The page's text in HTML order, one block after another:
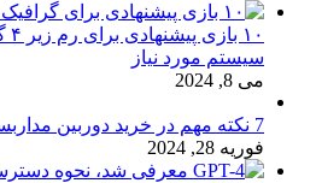
سیستم مورد نیاز
می 8, 2024
7 نکته مهم در خرید دوربین مداربسته + راهنمای خرید
فوریه 28, 2024